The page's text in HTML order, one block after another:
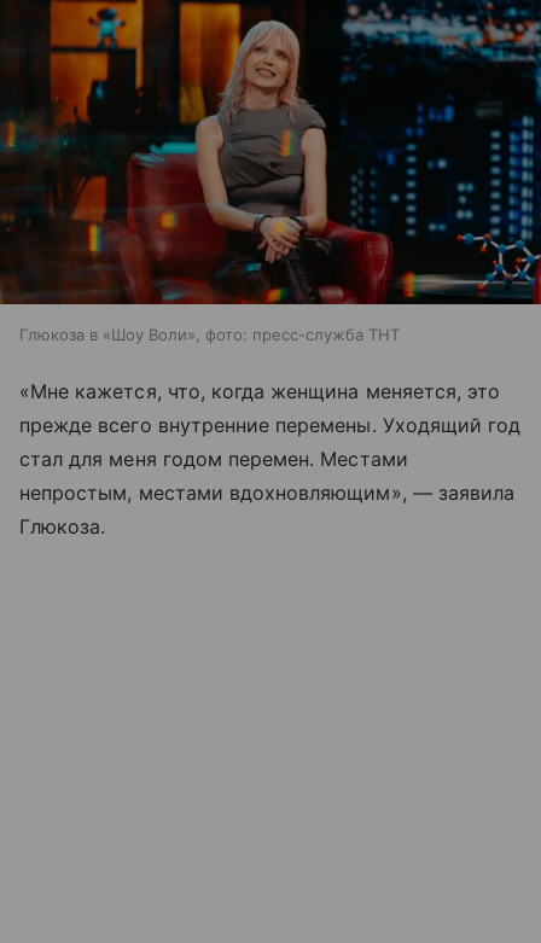
Глюкоза в «Шоу Воли», фото: пресс-служба ТНТ
«Мне кажется, что, когда женщина меняется, это
прежде всего внутренние перемены. Уходящий год
стал для меня годом перемен. Местами
непростым, местами вдохновляющим», — заявила
Глюкоза.